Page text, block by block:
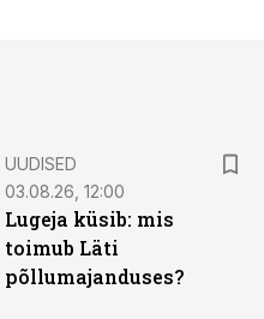
UUDISED
03.08.26, 12:00
Lugeja küsib: mis
toimub Läti
põllumajanduses?